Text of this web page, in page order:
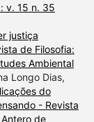
v. 15 n. 35
justiça
de Filosofia:
Ambiental
Longo Dias,
do
- Revista
de